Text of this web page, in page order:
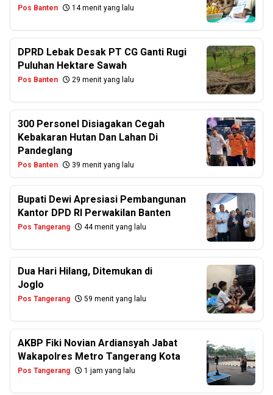
Pos Banten 14 menit yang lalu
DPRD Lebak Desak PT CG Ganti Rugi
Puluhan Hektare Sawah
Pos Banten 29 menit yang lalu
300 Personel Disiagakan Cegah
Kebakaran Hutan Dan Lahan Di
Pandeglang
Pos Banten 39 menit yang lalu
Bupati Dewi Apresiasi Pembangunan
Kantor DPD RI Perwakilan Banten
Pos Tangerang 44 menit yang lalu
Dua Hari Hilang, Ditemukan di
Joglo
Pos Tangerang 59 menit yang lalu
AKBP Fiki Novian Ardiansyah Jabat
Wakapolres Metro Tangerang Kota
Pos Tangerang 1 jam yang lalu